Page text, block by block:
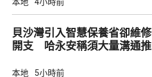
貝沙灣引入智慧保養省卻維修
開支 哈永安稱須大量溝通推
本地 5小時前